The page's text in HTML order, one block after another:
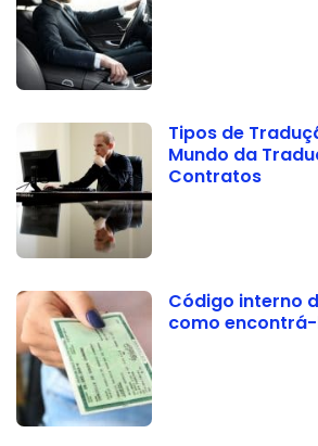
Tipos de
Mundo da
Contratos
Código interno
como